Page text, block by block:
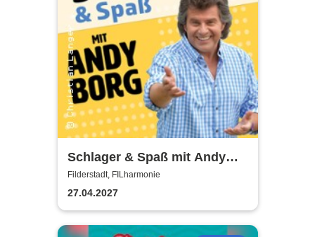
Schlager & Spaß mit Andy
Borg und Gästen
Filderstadt, FILharmonie
27.04.2027